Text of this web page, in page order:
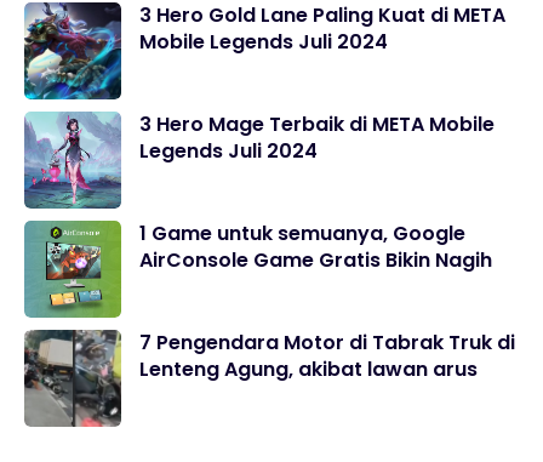
3 Hero Gold Lane Paling Kuat di META
Mobile Legends Juli 2024
3 Hero Mage Terbaik di META Mobile
Legends Juli 2024
1 Game untuk semuanya, Google
AirConsole Game Gratis Bikin Nagih
7 Pengendara Motor di Tabrak Truk di
Lenteng Agung, akibat lawan arus